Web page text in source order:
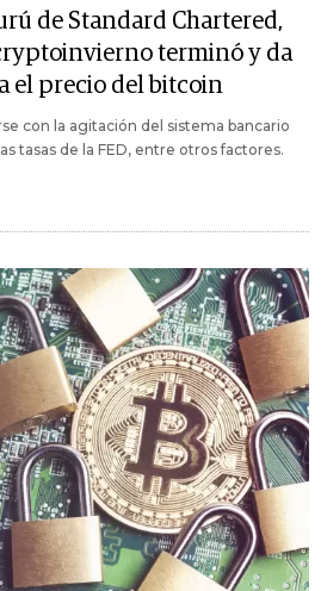
de Standard Chartered,
terminó y da
el precio del bitcoin
con la agitación del sistema bancario
tasas de la FED, entre otros factores.